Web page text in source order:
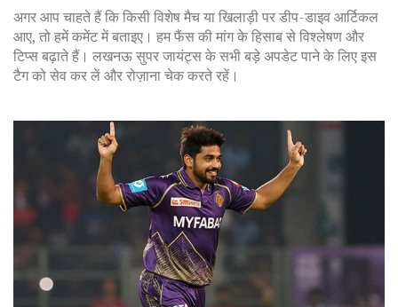
अगर आप चाहते हैं कि किसी विशेष मैच या खिलाड़ी पर डीप-डाइव आर्टिकल
आए, तो हमें कमेंट में बताइए। हम फैंस की मांग के हिसाब से विश्लेषण और
टिप्स बढ़ाते हैं। लखनऊ सुपर जायंट्स के सभी बड़े अपडेट पाने के लिए इस
टैग को सेव कर लें और रोज़ाना चेक करते रहें।